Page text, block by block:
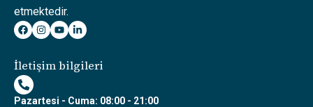
etmektedir.
İletişim bilgileri
Pazartesi - Cuma: 08:00 - 21:00